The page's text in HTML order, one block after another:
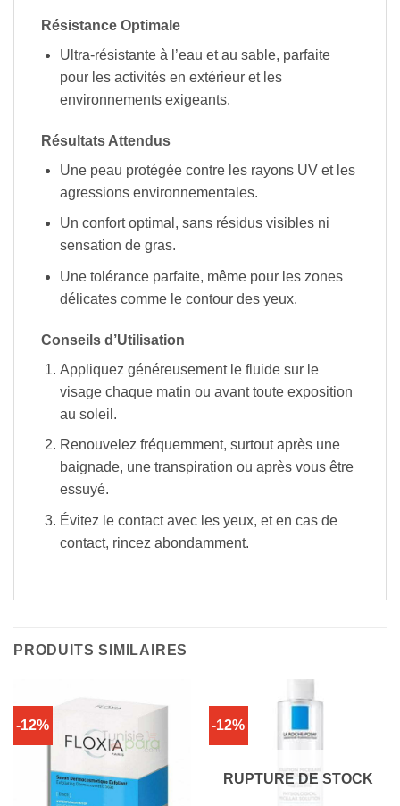
Résistance Optimale
Ultra-résistante à l’eau et au sable, parfaite
pour les activités en extérieur et les
environnements exigeants.
Résultats Attendus
Une peau protégée contre les rayons UV et les
agressions environnementales.
Un confort optimal, sans résidus visibles ni
sensation de gras.
Une tolérance parfaite, même pour les zones
délicates comme le contour des yeux.
Conseils d’Utilisation
Appliquez généreusement le fluide sur le
visage chaque matin ou avant toute exposition
au soleil.
Renouvelez fréquemment, surtout après une
baignade, une transpiration ou après vous être
essuyé.
Évitez le contact avec les yeux, et en cas de
contact, rincez abondamment.
PRODUITS SIMILAIRES
-12% -12%
RUPTURE DE STOCK